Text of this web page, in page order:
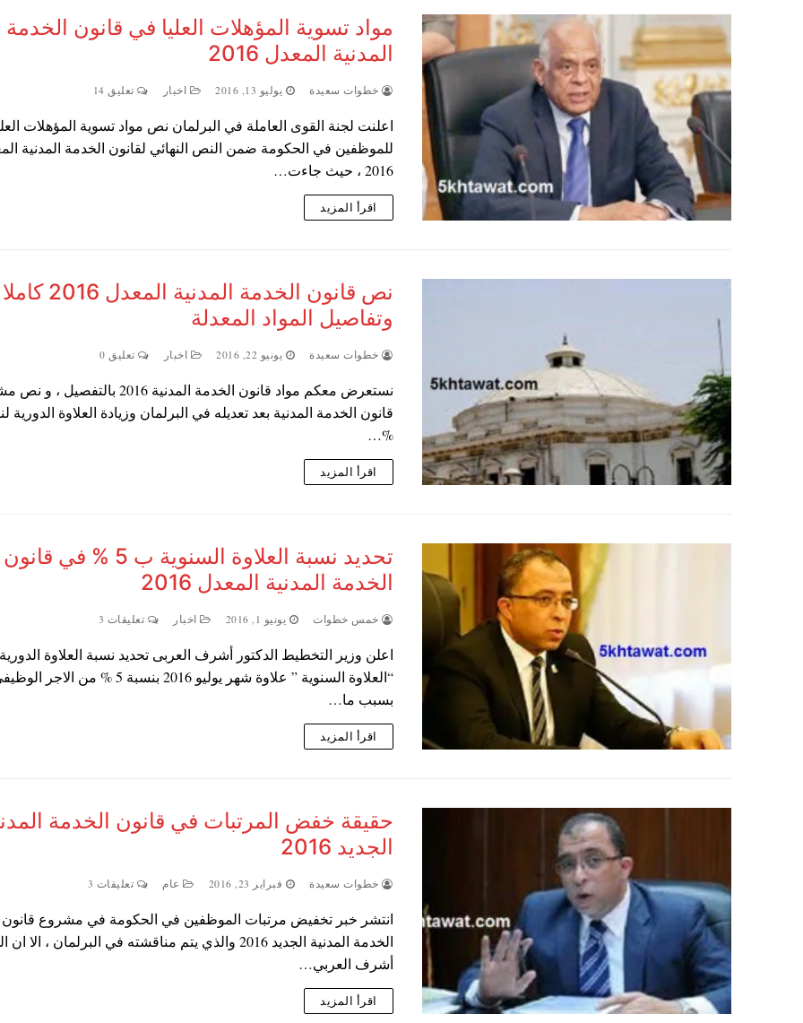
مواد تسوية المؤهلات العليا في قانون الخدمة
المدنية المعدل 2016
خطوات سعيدة يوليو 13, 2016 اخبار تعليق 14
اعلنت لجنة القوى العاملة في البرلمان نص مواد تسوية المؤهلات
للموظفين في الحكومة ضمن النص النهائي لقانون الخدمة المدنية
2016 ، حيث جاءت…
اقرأ المزيد
نص قانون الخدمة المدنية المعدل 2016 كاملا
وتفاصيل المواد المعدلة
خطوات سعيدة يونيو 22, 2016 اخبار تعليق 0
نستعرض معكم مواد قانون الخدمة المدنية 2016
%…
اقرأ المزيد
تحديد نسبة العلاوة السنوية ب 5 % في قانون
الخدمة المدنية المعدل 2016
خمس خطوات يونيو 1, 2016 اخبار تعليقات 3
اعلن وزير التخطيط الدكتور أشرف العربى تحديد نسبة العلاوة الدورية
“العلاوة السنوية ” علاوة شهر يوليو 2016 بنسبة 5 % من الاجر
بسبب ما…
اقرأ المزيد
حقيقة خفض المرتبات في قانون الخدمة
الجديد 2016
خطوات سعيدة فبراير 23, 2016 عام تعليقات 3
انتشر خبر تخفيض مرتبات الموظفين في الحكومة في مشروع قانون
الخدمة المدنية الجديد 2016 والذي يتم مناقشته في البرلمان ، الا
أشرف العربي…
اقرأ المزيد